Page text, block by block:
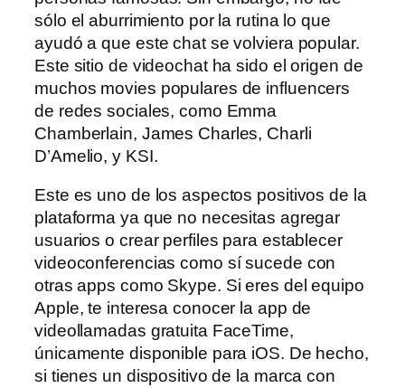
sólo el aburrimiento por la rutina lo que
ayudó a que este chat se volviera popular.
Este sitio de videochat ha sido el origen de
muchos movies populares de influencers
de redes sociales, como Emma
Chamberlain, James Charles, Charli
D’Amelio, y KSI.
Este es uno de los aspectos positivos de la
plataforma ya que no necesitas agregar
usuarios o crear perfiles para establecer
videoconferencias como sí sucede con
otras apps como Skype. Si eres del equipo
Apple, te interesa conocer la app de
videollamadas gratuita FaceTime,
únicamente disponible para iOS. De hecho,
si tienes un dispositivo de la marca con